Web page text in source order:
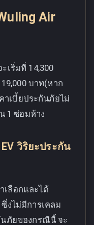
Air
เริ่มที่ 14,300
บาท(หาก
าเบี้ยประกันภัยไม่
1 ซ่อมห้าง
EV วิริยะประกัน
เลือกและได้
งไม่มีการเคลม
ภัยของกรณีนี้ จะ